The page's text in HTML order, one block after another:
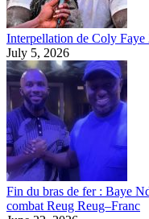
Interpellation de Coly Faye
July 5, 2026
Fin du bras de fer : Baye
combat Reug Reug–Franc